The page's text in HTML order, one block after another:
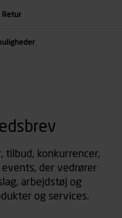
Retur
tilbud, konkurrencer,
der vedrører
arbejdstøj og
og services.